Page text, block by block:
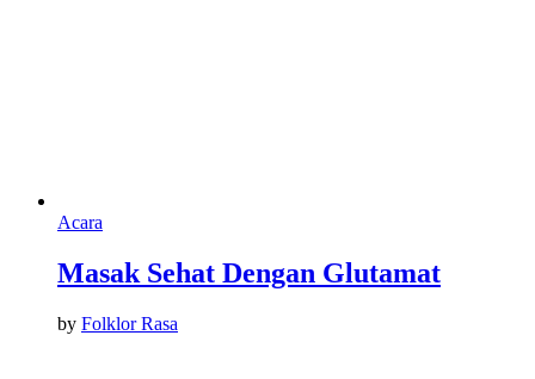
Acara
Masak Sehat Dengan Glutamat
by Folklor Rasa